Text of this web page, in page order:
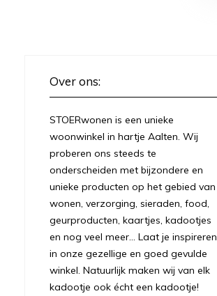
Over ons:
STOERwonen is een unieke
woonwinkel in hartje Aalten. Wij
proberen ons steeds te
onderscheiden met bijzondere en
unieke producten op het gebied van
wonen, verzorging, sieraden, food,
geurproducten, kaartjes, kadootjes
en nog veel meer... Laat je inspireren
in onze gezellige en goed gevulde
winkel. Natuurlijk maken wij van elk
kadootje ook écht een kadootje!